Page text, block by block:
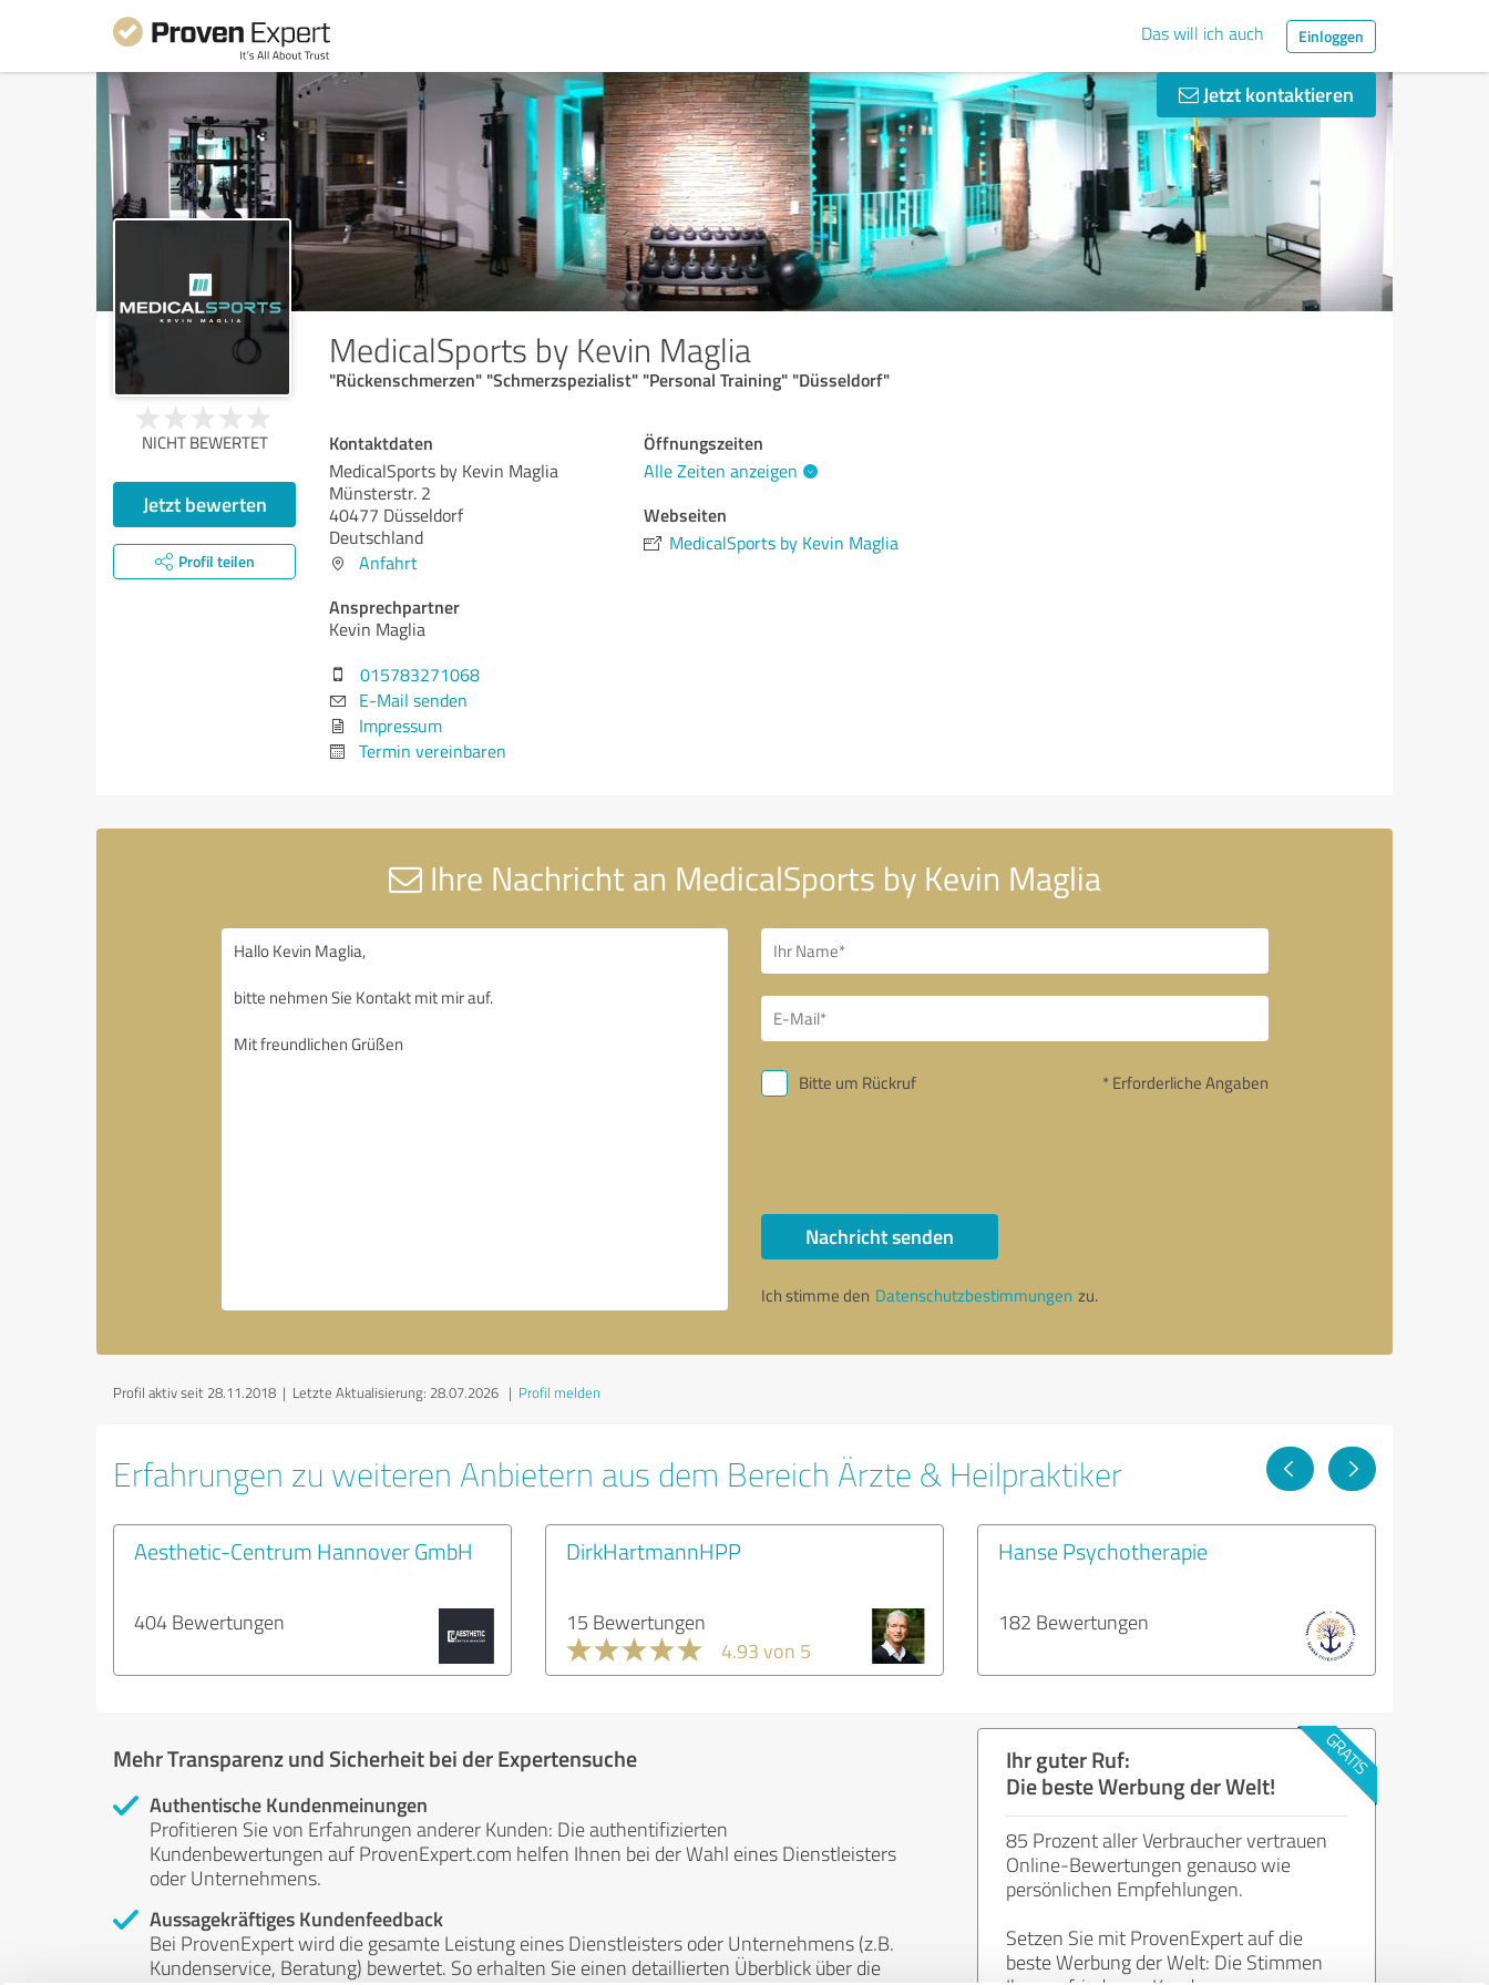
Das will ich auch Einloggen
Jetzt kontaktieren
MedicalSports by Kevin Maglia
"Rückenschmerzen" "Schmerzspezialist" "Personal Training" "Düsseldorf"
NICHT BEWERTET
Jetzt bewerten
Profil teilen
Kontaktdaten
MedicalSports by Kevin Maglia
Münsterstr. 2
40477 Düsseldorf
Deutschland
Anfahrt
Ansprechpartner
Kevin Maglia
015783271068
E-Mail senden
Impressum
Termin vereinbaren
Öffnungszeiten
Alle Zeiten anzeigen
Webseiten
MedicalSports by Kevin Maglia
Ihre Nachricht an MedicalSports by Kevin Maglia
Bitte um Rückruf * Erforderliche Angaben
Nachricht senden
Ich stimme den Datenschutzbestimmungen zu.
Profil aktiv seit 28.11.2018 | Letzte Aktualisierung: 28.07.2026 | Profil melden
Erfahrungen zu weiteren Anbietern aus dem Bereich Ärzte & Heilpraktiker
Aesthetic-Centrum Hannover GmbH
404 Bewertungen
DirkHartmannHPP
15 Bewertungen
4.93 von 5
Hanse Psychotherapie
182 Bewertungen
Mehr Transparenz und Sicherheit bei der Expertensuche
Authentische Kundenmeinungen
Profitieren Sie von Erfahrungen anderer Kunden: Die authentifizierten
Kundenbewertungen auf ProvenExpert.com helfen Ihnen bei der Wahl eines Dienstleisters
oder Unternehmens.
Aussagekräftiges Kundenfeedback
Bei ProvenExpert wird die gesamte Leistung eines Dienstleisters oder Unternehmens (z.B.
Kundenservice, Beratung) bewertet. So erhalten Sie einen detaillierten Überblick über die
Ihr guter Ruf:
Die beste Werbung der Welt!
85 Prozent aller Verbraucher vertrauen
Online-Bewertungen genauso wie
persönlichen Empfehlungen.
Setzen Sie mit ProvenExpert auf die
beste Werbung der Welt: Die Stimmen